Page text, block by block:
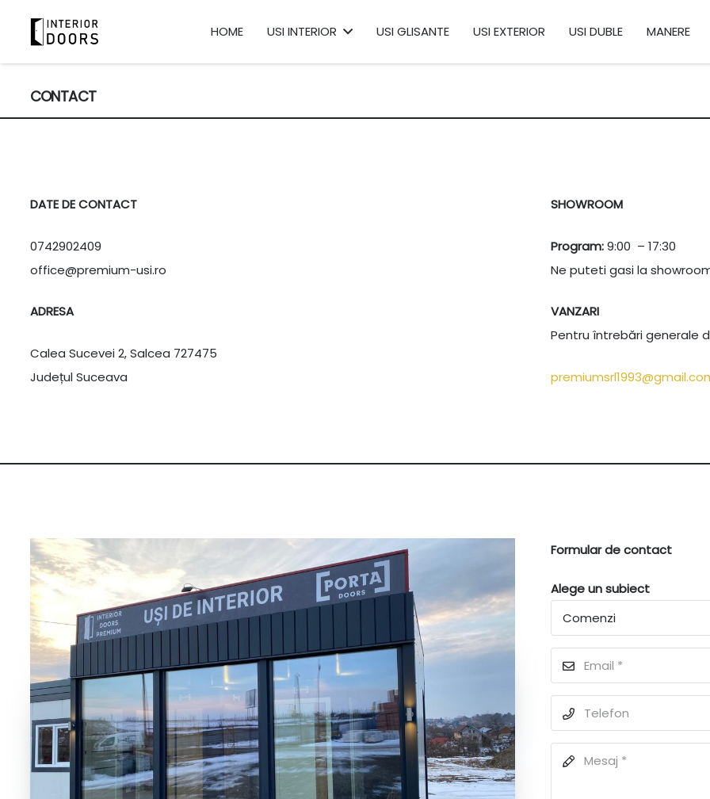
HOME USI INTERIOR USI GLISANTE USI EXTERIOR USI DUBLE MANERE
CONTACT
DATE DE CONTACT
0742902409
office@premium-usi.ro
ADRESA
Calea Sucevei 2,Salcea 727475
Județul Suceava
SHOWROOM
Program:9:00 – 17:30
Ne puteti gasi la
VANZARI
Pentru întrebări generale
Formular de contact
Alege un subiect